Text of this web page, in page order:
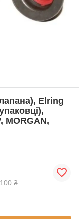
Elring
MORGAN,
₴